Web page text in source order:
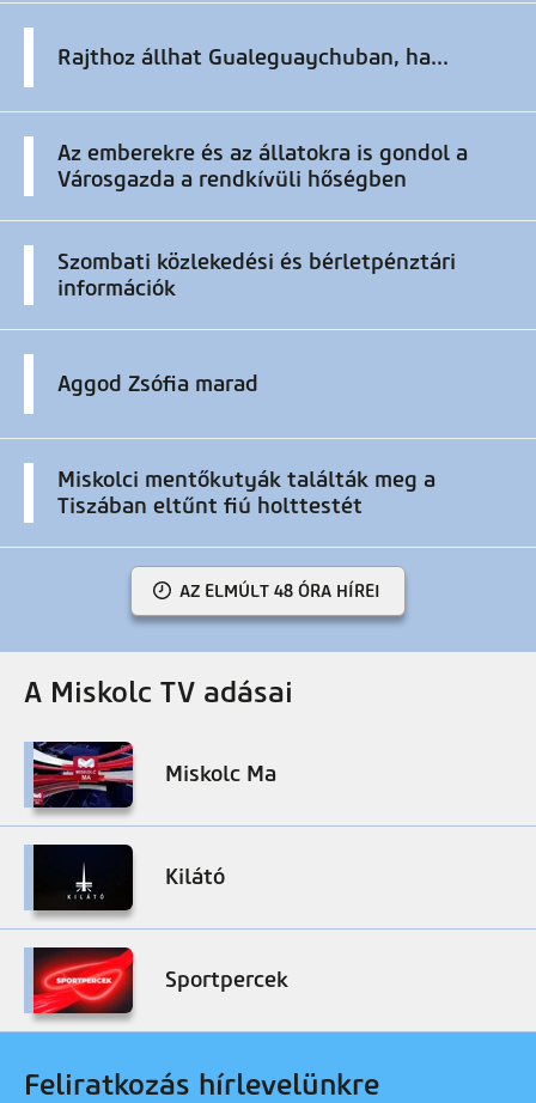
Rajthoz állhat Gualeguaychuban, ha...
Az emberekre és az állatokra is gondol a
Városgazda a rendkívüli hőségben
Szombati közlekedési és bérletpénztári
információk
Aggod Zsófia marad
Miskolci mentőkutyák találták meg a
Tiszában eltűnt fiú holttestét
AZ ELMÚLT 48 ÓRA HÍREI
A Miskolc TV adásai
Miskolc Ma
Kilátó
Sportpercek
Feliratkozás hírlevelünkre